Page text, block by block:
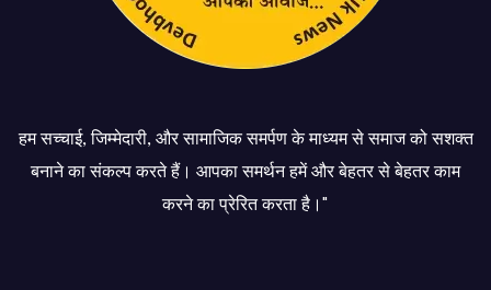
हम सच्चाई, जिम्मेदारी, और सामाजिक समर्पण के माध्यम से समाज को सशक्त
बनाने का संकल्प करते हैं। आपका समर्थन हमें और बेहतर से बेहतर काम
करने का प्रेरित करता है।"